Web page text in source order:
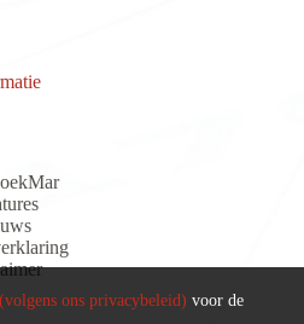
imer
ons privacybeleid) voor de